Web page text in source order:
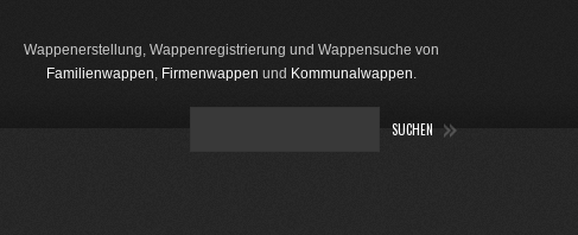
Wappenerstellung, Wappenregistrierung und Wappensuche von
Familienwappen, Firmenwappen und Kommunalwappen.